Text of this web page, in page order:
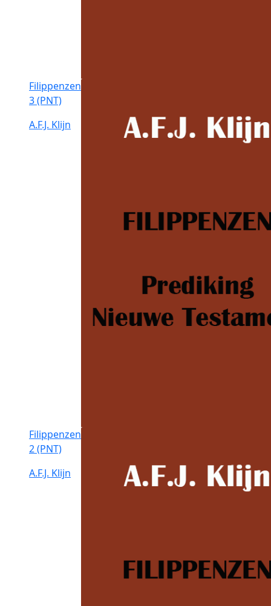
Filippenzen
3 (PNT)
A.F.J. Klijn
Filippenzen
2 (PNT)
A.F.J. Klijn